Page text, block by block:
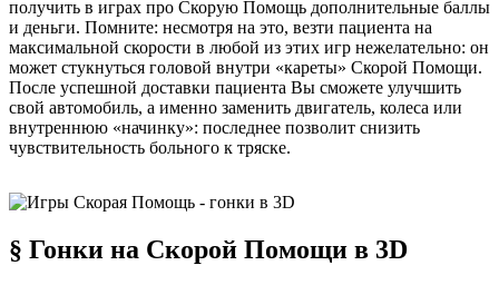
получить в играх про Скорую Помощь дополнительные баллы
и деньги. Помните: несмотря на это, везти пациента на
максимальной скорости в любой из этих игр нежелательно: он
может стукнуться головой внутри «кареты» Скорой Помощи.
После успешной доставки пациента Вы сможете улучшить
свой автомобиль, а именно заменить двигатель, колеса или
внутреннюю «начинку»: последнее позволит снизить
чувствительность больного к тряске.
§ Гонки на Скорой Помощи в 3D